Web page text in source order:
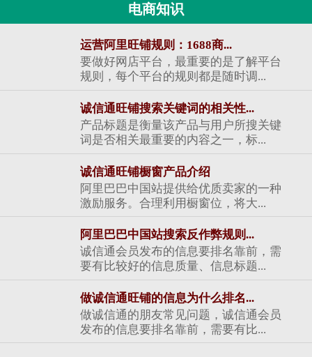
电商知识
运营阿里旺铺规则：1688商...
要做好网店平台，最重要的是了解平台
规则，每个平台的规则都是随时调...
诚信通旺铺搜索关键词的相关性...
产品标题是衡量该产品与用户所搜关键
词是否相关最重要的内容之一，标...
诚信通旺铺橱窗产品介绍
阿里巴巴中国站提供给优质卖家的一种
激励服务。合理利用橱窗位，将大...
阿里巴巴中国站搜索反作弊规则...
诚信通会员发布的信息要排名靠前，需
要有比较好的信息质量、信息标题...
做诚信通旺铺的信息为什么排名...
做诚信通的朋友常见问题，诚信通会员
发布的信息要排名靠前，需要有比...